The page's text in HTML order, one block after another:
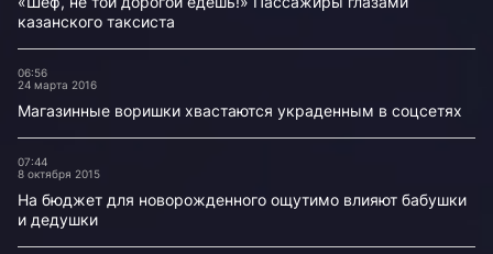
казанского таксиста
06:56
24 марта 2016
Магазинные воришки хвастаются украденным в соцсетях
07:44
8 октября 2015
На бюджет для новорожденного ощутимо влияют бабушки
и дедушки